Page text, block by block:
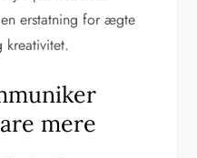
erstatning for ægte
kreativitet.
mere